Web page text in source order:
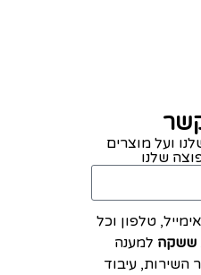
ועל מוצרים
שלנו
טלפון וכל
ששקה למענה
השירות, עיבוד